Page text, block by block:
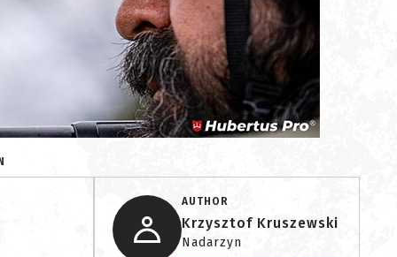
AUTHOR
Krzysztof Kruszewski
Nadarzyn